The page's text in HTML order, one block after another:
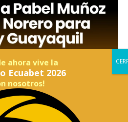
ahora vive la
Ecuabet 2026
nosotros!